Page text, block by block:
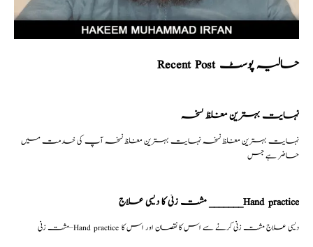
Recent Post حالیہ پوسٹ
نہایت بہترین مغلظ نسخہ
نہایت بہترین مغلظ نسخہ نہایت بہترین مغلظ نسخہ آپ کی خدمت میں
حاضر ہے جس
مشت زنی کا دیسی علاج _______Hand practice
مشت زنی–Hand practice دیسی علاج مشت زنی کرنے سے اس کا نقصان اور اس کا